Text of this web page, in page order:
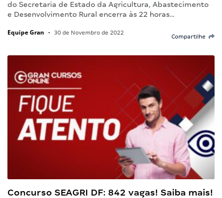
do Secretaria de Estado da Agricultura, Abastecimento
e Desenvolvimento Rural encerra às 22 horas…
Equipe Gran • 30 de Novembro de 2022
Compartilhe
Concurso SEAGRI DF: 842 vagas! Saiba mais!